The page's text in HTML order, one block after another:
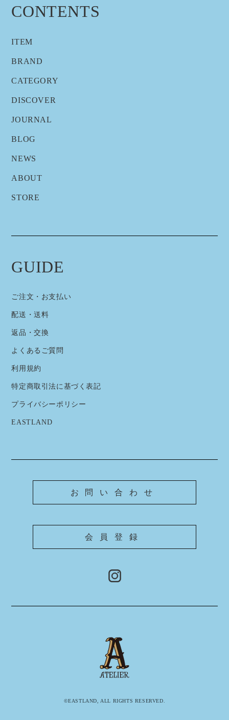
CONTENTS
ITEM
BRAND
CATEGORY
DISCOVER
JOURNAL
BLOG
NEWS
ABOUT
STORE
GUIDE
ご注文・お支払い
配送・送料
返品・交換
よくあるご質問
利用規約
特定商取引法に基づく表記
プライバシーポリシー
EASTLAND
お問い合わせ
会員登録
©EASTLAND, ALL RIGHTS RESERVED.